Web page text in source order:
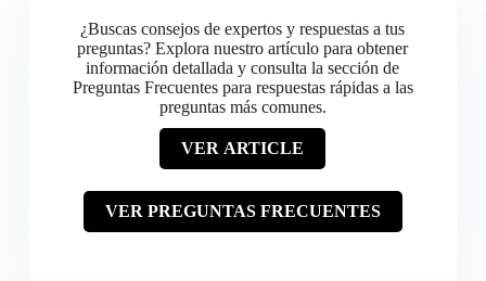
¿Buscas consejos de expertos y respuestas a tus
preguntas? Explora nuestro artículo para obtener
información detallada y consulta la sección de
Preguntas Frecuentes para respuestas rápidas a las
preguntas más comunes.
VER ARTICLE
VER PREGUNTAS FRECUENTES